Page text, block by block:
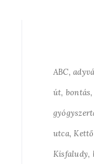
ABC
út bontás
utca
Kisfaludy